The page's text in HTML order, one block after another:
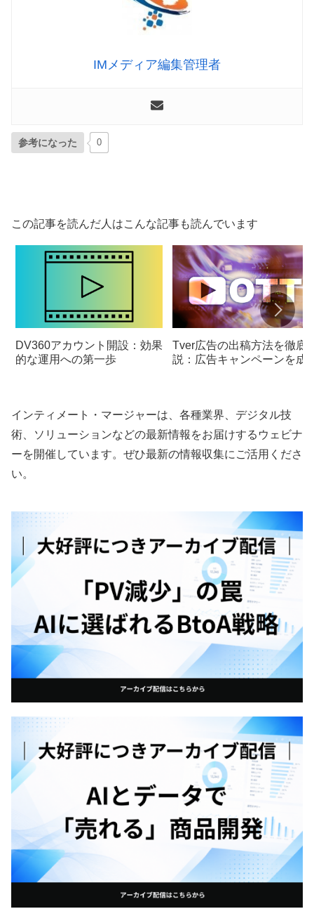
IMメディア編集管理者
参考になった 0
この記事を読んだ人はこんな記事も読んでいます
DV360アカウント開設：効果
的な運用への第一歩
Tver広告の出稿方法を徹底
説：広告キャンペーンを成
インティメート・マージャーは、各種業界、デジタル技
術、ソリューションなどの最新情報をお届けするウェビナ
ーを開催しています。ぜひ最新の情報収集にご活用くださ
い。